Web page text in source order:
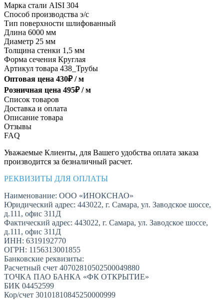
Марка стали AISI 304
Способ производства э/с
Тип поверхности шлифованный
Длина 6000 мм
Диаметр 25 мм
Толщина стенки 1,5 мм
Форма сечения Круглая
Артикул товара 438_Трубы
Оптовая цена 430₽ /м
Розничная цена 495₽ /м
Список товаров
Доставка и оплата
Описание товара
Отзывы
FAQ
Уважаемые Клиенты, для Вашего удобства оплата заказа
производится за безналичный расчет.
РЕКВИЗИТЫ ДЛЯ ОПЛАТЫ
Наименование: ООО «ИНОКСНАО»
Юридический адрес: 443022, г. Самара, ул. Заводское шоссе,
д.111, офис 311Д
Фактический адрес: 443022, г. Самара, ул. Заводское шоссе,
д.111, офис 311Д
ИНН: 6319192770
ОГРН: 1156313001855
Банковские реквизиты:
Расчетный счет 40702810502500049880
ТОЧКА ПАО БАНКА «ФК ОТКРЫТИЕ»
БИК 04452599
Кор/счет 30101810845250000999